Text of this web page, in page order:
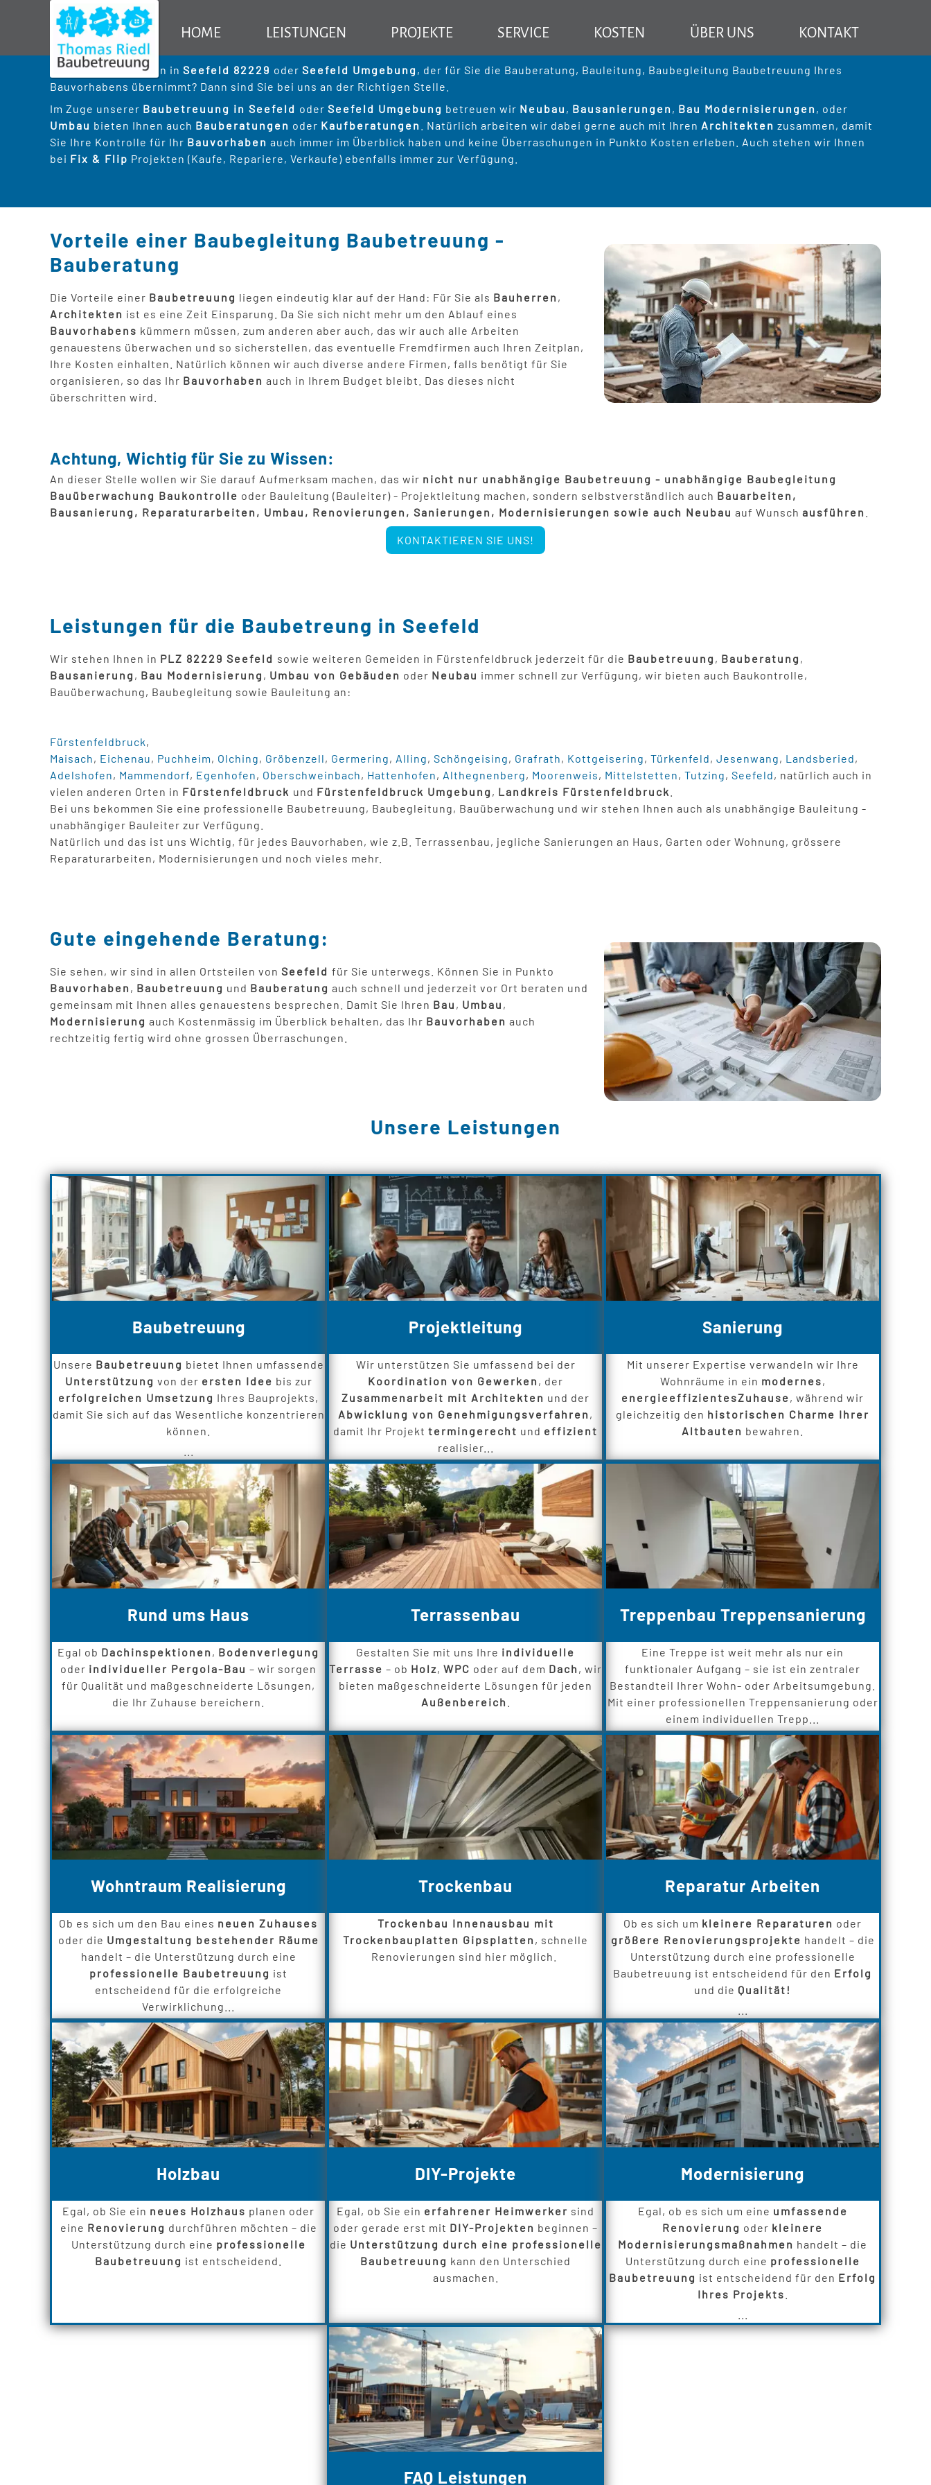
Baubetreuung Bauberatung
Seefeld Baubegleitung
HOME LEISTUNGEN
Baubetreuung Baubetreuung für Privatkunden
Baubetreuung für Hausverwaltungen
Baubetreuung für Architekten
Sanierung Kernsanierung
Bodensanierung
Badsanierung
Balkonsanierung
Garagensanierung
Energetische Sanierung im bewohnten Zustand
Rund ums Haus Beratung vor dem Hauskauf
Dachwartung
Böden verlegen
Fenster verbauen
Türen einbauen
Pergola bauen
Treppenbau Treppensanierung
FAQ Treppenbau
PROJEKTE SERVICE KOSTEN ÜBER UNS KONTAKT
Wir beraten - betreuen Ihre Bauvorhaben
Sie suchen jemanden in Seefeld 82229 oder Seefeld Umgebung , der für Sie die Bauberatung, Bauleitung, Baubegleitung Baubetreuung Ihres
Bauvorhabens übernimmt? Dann sind Sie bei uns an der Richtigen Stelle.
Im Zuge unserer Baubetreuung in Seefeld oder Seefeld Umgebung betreuen wir Neubau , Bausanierungen, Bau Modernisierungen, oder
Umbau bieten Ihnen auch Bauberatungen oder Kaufberatungen . Natürlich arbeiten wir dabei gerne auch mit Ihren Architekten zusammen, damit
Sie Ihre Kontrolle für Ihr Bauvorhaben auch immer im Überblick haben und keine Überraschungen in Punkto Kosten erleben. Auch stehen wir Ihnen
bei Fix & Flip Projekten (Kaufe, Repariere, Verkaufe) ebenfalls immer zur Verfügung.
Vorteile einer Baubegleitung Baubetreuung -
Bauberatung
Die Vorteile einer Baubetreuung liegen eindeutig klar auf der Hand: Für Sie als Bauherren ,
Architekten ist es eine Zeit Einsparung. Da Sie sich nicht mehr um den Ablauf eines
Bauvorhabens kümmern müssen, zum anderen aber auch, das wir auch alle Arbeiten
genauestens überwachen und so sicherstellen, das eventuelle Fremdfirmen auch Ihren Zeitplan,
Ihre Kosten einhalten. Natürlich können wir auch diverse andere Firmen, falls benötigt für Sie
organisieren, so das Ihr Bauvorhaben auch in Ihrem Budget bleibt. Das dieses nicht
überschritten wird.
Achtung, Wichtig für Sie zu Wissen:
An dieser Stelle wollen wir Sie darauf Aufmerksam machen, das wir nicht nur unabhängige Baubetreuung - unabhängige Baubegleitung
Bauüberwachung Baukontrolle oder Bauleitung (Bauleiter) - Projektleitung machen, sondern selbstverständlich auch Bauarbeiten,
Bausanierung, Reparaturarbeiten, Umbau, Renovierungen, Sanierungen, Modernisierungen sowie auch Neubau auf Wunsch ausführen
KONTAKTIEREN SIE UNS!
Leistungen für die Baubetreung in Seefeld
Wir stehen Ihnen in PLZ 82229 Seefeld sowie weiteren Gemeiden in Fürstenfeldbruck jederzeit für die Baubetreuung , Bauberatung ,
Bausanierung , Bau Modernisierung , Umbau von Gebäuden oder Neubau immer schnell zur Verfügung, wir bieten auch Baukontrolle,
Bauüberwachung, Baubegleitung sowie Bauleitung an:
Fürstenfeldbruck,
Maisach, Eichenau, Puchheim, Olching, Gröbenzell, Germering, Alling, Schöngeising, Grafrath, Kottgeisering, Türkenfeld, Jesenwang, Landsberied,
Adelshofen, Mammendorf, Egenhofen, Oberschweinbach, Hattenhofen, Althegnenberg, Moorenweis, Mittelstetten, Tutzing, Seefeld, natürlich auch in
vielen anderen Orten in Fürstenfeldbruck und Fürstenfeldbruck Umgebung , Landkreis Fürstenfeldbruck
Bei uns bekommen Sie eine professionelle Baubetreuung, Baubegleitung, Bauüberwachung und wir stehen Ihnen auch als unabhängige Bauleitung -
unabhängiger Bauleiter zur Verfügung.
Natürlich und das ist uns Wichtig, für jedes Bauvorhaben, wie z.B. Terrassenbau, jegliche Sanierungen an Haus, Garten oder Wohnung, grössere
Reparaturarbeiten, Modernisierungen und noch vieles mehr.
Gute eingehende Beratung:
Sie sehen, wir sind in allen Ortsteilen von Seefeld für Sie unterwegs. Können Sie in Punkto
Bauvorhaben , Baubetreuung und Bauberatung auch schnell und jederzeit vor Ort beraten und
gemeinsam mit Ihnen alles genauestens besprechen. Damit Sie Ihren Bau , Umbau ,
Modernisierung auch Kostenmässig im Überblick behalten, das Ihr Bauvorhaben auch
rechtzeitig fertig wird ohne grossen Überraschungen.
Unsere Leistungen
Baubetreuung
Unsere Baubetreuung bietet Ihnen umfassende
Unterstützung von der ersten Idee bis zur
erfolgreichen Umsetzung Ihres Bauprojekts,
damit Sie sich auf das Wesentliche konzentrieren
können.
Projektleitung
Wir unterstützen Sie umfassend bei der
Koordination von Gewerken , der
Zusammenarbeit mit Architekten und der
Abwicklung von Genehmigungsverfahren ,
damit Ihr Projekt termingerecht und effizient
realisier...
Sanierung
Mit unserer Expertise verwandeln wir Ihre
Wohnräume in ein modernes,
energieeffizientesZuhause, während wir
gleichzeitig den historischen Charme Ihrer
Altbauten bewahren.
Rund ums Haus
Egal ob Dachinspektionen , Bodenverlegung
oder individueller Pergola-Bau – wir sorgen
für Qualität und maßgeschneiderte Lösungen,
die Ihr Zuhause bereichern.
Terrassenbau
Gestalten Sie mit uns Ihre individuelle
Terrasse – ob Holz, WPC oder auf dem Dach , wir
bieten maßgeschneiderte Lösungen für jeden
Außenbereich
Treppenbau Treppensanierung
Eine Treppe ist weit mehr als nur ein
funktionaler Aufgang – sie ist ein zentraler
Bestandteil Ihrer Wohn- oder Arbeitsumgebung.
Mit einer professionellen Treppensanierung oder
einem individuellen Trepp...
Wohntraum Realisierung
Ob es sich um den Bau eines neuen Zuhauses
oder die Umgestaltung bestehender Räume
handelt – die Unterstützung durch eine
professionelle Baubetreuung ist
entscheidend für die erfolgreiche
Verwirklichung...
Trockenbau
Trockenbau Innenausbau mit
Trockenbauplatten Gipsplatten , schnelle
Renovierungen sind hier möglich.
Reparatur Arbeiten
Ob es sich um kleinere Reparaturen oder
größere Renovierungsprojekte handelt – die
Unterstützung durch eine professionelle
Baubetreuung ist entscheidend für den Erfolg
und die Qualität!
Holzbau
Egal, ob Sie ein neues Holzhaus planen oder
eine Renovierung durchführen möchten – die
Unterstützung durch eine professionelle
Baubetreuung ist entscheidend.
DIY-Projekte
Egal, ob Sie ein erfahrener Heimwerker sind
oder gerade erst mit DIY-Projekten beginnen –
die Unterstützung durch eine professionelle
Baubetreuung kann den Unterschied
ausmachen.
Modernisierung
Egal, ob es sich um eine umfassende
Renovierung oder kleinere
Modernisierungsmaßnahmen handelt – die
Unterstützung durch eine professionelle
Baubetreuung ist entscheidend für den Erfolg
Ihres Projekts
FAQ Leistungen